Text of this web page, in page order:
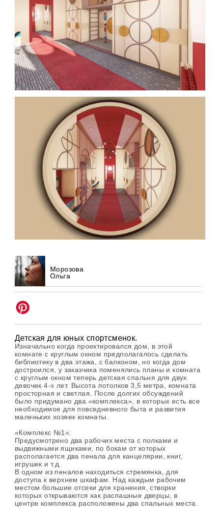
Морозова
Ольга
Детская для юных спортсменок.
Изначально когда проектировался дом, в этой
комнате с круглым окном предполагалось сделать
библиотеку в два этажа, с балконом, но когда дом
достроился, у заказчика поменялись планы и комната
с круглым окном теперь детская спальня для двух
девочек 4-х лет. Высота потолков 3,5 метра, комната
просторная и светлая. После долгих обсуждений
было придумано два «комплекса», в которых есть все
необходимое для повседневного быта и развития
маленьких хозяек комнаты.
«Комплекс №1»:
Предусмотрено два рабочих места с полками и
выдвижными ящиками, по бокам от которых
располагается два пенала для канцелярии, книг,
игрушек и т.д.
В одном из пеналов находиться стремянка, для
доступа к верхнем шкафам. Над каждым рабочим
местом большие отсеки для хранения, створки
которых открываются как распашные дверцы, в
центре комплекса расположены два спальных места.